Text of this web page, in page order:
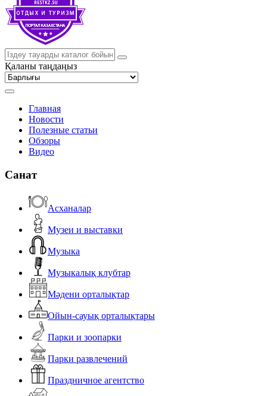
Қаланы таңдаңыз
Главная
Новости
Полезные статьи
Обзоры
Видео
Санат
Асханалар
Музеи и выставки
Музыка
Музыкалық клубтар
Мәдени орталықтар
Ойын-сауық орталықтары
Парки и зоопарки
Парки развлечений
Праздничное агентство